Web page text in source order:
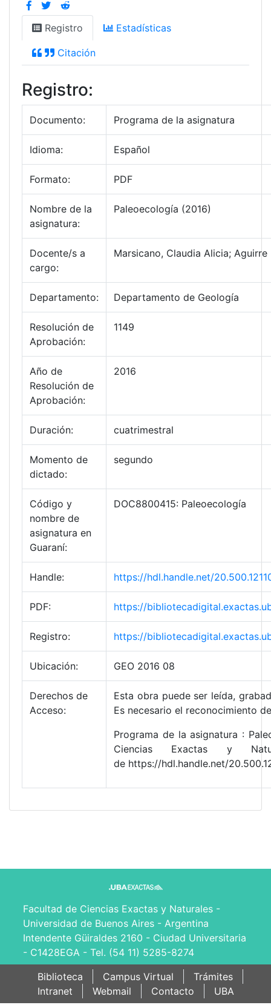
Registro Estadísticas
Citación
Registro:
Documento: Programa de la asignatura
Idioma: Español
Formato: PDF
Nombre de la
asignatura:
Paleoecología (2016)
Docente/s a
cargo:
Marsicano, Claudia Alicia;
Departamento: Departamento de Geología
Resolución de
Aprobación:
1149
Año de
Resolución de
Aprobación:
2016
Duración: cuatrimestral
Momento de
dictado:
segundo
Código y
nombre de
asignatura en
Guaraní:
DOC8800415: Paleoecología
Handle: https://hdl.handle.net/
PDF: https://
Registro: https://
Ubicación: GEO 2016 08
Derechos de
Acceso:
Esta obra puede ser leída,
Es necesario el reconocimiento
Programa de la asignatura :
Ciencias Exactas y
de https://hdl.handle.net/
Facultad de Ciencias Exactas y Naturales -
Universidad de Buenos Aires - Argentina
Intendente Güiraldes 2160 - Ciudad Universitaria
- C1428EGA - Tel. (54 11) 5285-8274
Biblioteca
Campus Virtual
Trámites
Intranet
Webmail Contacto UBA